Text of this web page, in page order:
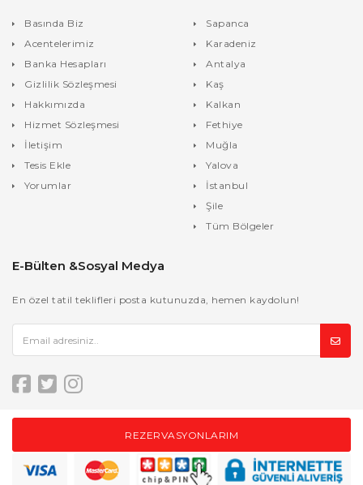
Basında Biz
Acentelerimiz
Banka Hesapları
Gizlilik Sözleşmesi
Hakkımızda
Hizmet Sözleşmesi
İletişim
Tesis Ekle
Yorumlar
Sapanca
Karadeniz
Antalya
Kaş
Kalkan
Fethiye
Muğla
Yalova
İstanbul
Şile
Tüm Bölgeler
E-Bülten &Sosyal Medya
En özel tatil teklifleri posta kutunuzda, hemen kaydolun!
REZERVASYONLARIM